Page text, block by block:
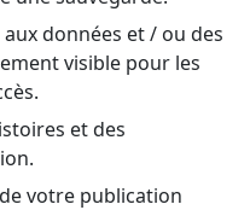
données et / ou des
visible pour les
et des
votre publication